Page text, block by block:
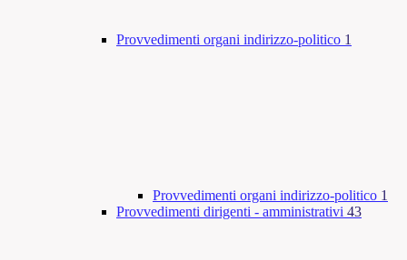
Provvedimenti organi indirizzo-politico 1
Provvedimenti organi indirizzo-politico 1
Provvedimenti dirigenti - amministrativi 43